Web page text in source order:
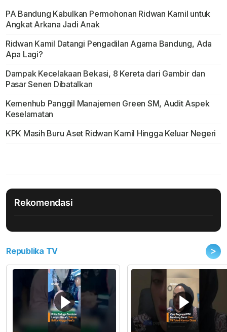
PA Bandung Kabulkan Permohonan Ridwan Kamil untuk
Angkat Arkana Jadi Anak
Ridwan Kamil Datangi Pengadilan Agama Bandung, Ada
Apa Lagi?
Dampak Kecelakaan Bekasi, 8 Kereta dari Gambir dan
Pasar Senen Dibatalkan
Kemenhub Panggil Manajemen Green SM, Audit Aspek
Keselamatan
KPK Masih Buru Aset Ridwan Kamil Hingga Keluar Negeri
Rekomendasi
Republika TV >